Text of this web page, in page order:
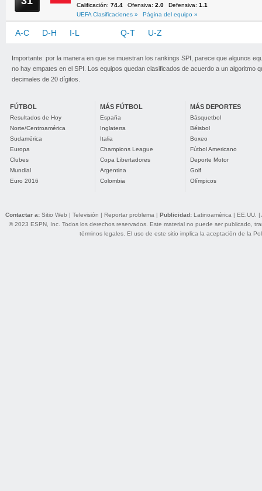
Calificación: 74.4 Ofensiva: 2.0 Defensiva: 1.1
UEFA Clasificaciones »
Página del equipo »
A-C D-H I-L Q-T U-Z
Importante: por la manera en que se muestran los rankings SPI, parece que algunos
no hay empates en el SPI. Los equipos quedan clasificados de acuerdo a un algoritmo
decimales de 20 dígitos.
FÚTBOL
Resultados de Hoy
Norte/Centroamérica
Sudamérica
Europa
Clubes
Mundial
Euro 2016
MÁS FÚTBOL
España
Inglaterra
Italia
Champions League
Copa Libertadores
Argentina
Colombia
MÁS DEPORTES
Básquetbol
Béisbol
Boxeo
Fútbol Americano
Deporte Motor
Golf
Olímpicos
Contactar a: Sitio Web | Televisión | Reportar problema | Publicidad: Latinoamérica | EE.UU. |
© 2023 ESPN, Inc. Todos los derechos reservados. Este material no puede ser publicado,
términos legales. El uso de este sitio implica la aceptación de la